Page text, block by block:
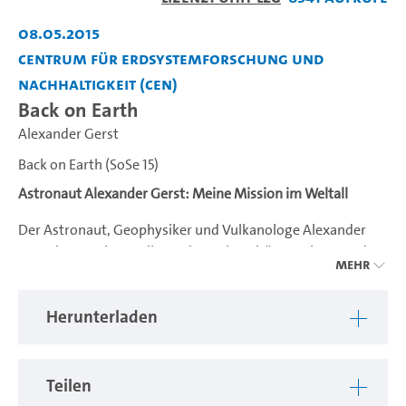
08.05.2015
Centrum für Erdsystemforschung und
Nachhaltigkeit (CEN)
Back on Earth
Alexander Gerst
Back on Earth (SoSe 15)
Astronaut Alexander Gerst: Meine Mission im Weltall
Der Astronaut, Geophysiker und Vulkanologe Alexander
Gerst kommt ins Audimax der Universität Hamburg und
einer Rakete an? Und wie lebt es sich wirklich in der
Berichte, Spannendes und Nachdenkliches rund um sein
Mehr
Herunterladen
Teilen